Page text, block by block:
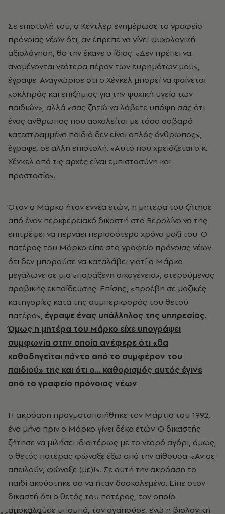
Σε επιστολή του, ο Κέντλερ ενημέρωσε το γραφείο
πρόνοιας νέων ότι, αν έπρεπε να γίνει ψυχολογική
αξιολόγηση, θα την έκανε ο ίδιος. «Δεν πρέπει να
αναμένονται νεότερα πέραν των ευρημάτων μου»,
έγραψε. Αναγνώρισε ότι ο Χένκελ μπορεί να φαίνεται
«σκληρός και επιζήμιος για την ψυχική υγεία των
παιδιών», αλλά «σας ζητώ να λάβετε υπόψη σας ότι
ένας άνθρωπος που ασχολείται με τόσο σοβαρά
κατεστραμμένα παιδιά δεν είναι απλός άνθρωπος»,
έγραψε, σε άλλη επιστολή. «Αυτό που χρειάζεται ο κ.
Χένκελ από τις αρχές είναι εμπιστοσύνη και
προστασία».
Όταν ο Μάρκο ήταν εννέα ετών, η μητέρα του ζήτησε
από έναν περιφερειακό δικαστή στο Βερολίνο να της
επιτρέψει να περνάει περισσότερο χρόνο μαζί του. Ο
πατέρας του Μάρκο είπε στο γραφείο πρόνοιας νέων
ότι δεν μπορούσε να καταλάβει γιατί ο Μάρκο
μεγάλωνε σε μια «παράξενη οικογένεια», στερούμενος
αραβικής εκπαίδευσης. Επίσης, «προέβη σε μαζικές
κατηγορίες κατά της συμπεριφοράς του θετού
πατέρα», έγραψε ένας υπάλληλος της υπηρεσίας.
Όμως η μητέρα του Μάρκο είχε υπογράψει
συμφωνία στην οποία ανέφερε ότι «θα
καθοδηγείται πάντα από το συμφέρον του
παιδιού» της και ότι ο... καθορισμός αυτός έγινε
από το γραφείο πρόνοιας νέων.
Η ακρόαση πραγματοποιήθηκε τον Μάρτιο του 1992,
ένα μήνα πριν ο Μάρκο γίνει δέκα ετών. Ο δικαστής
ζήτησε να μιλήσει ιδιαιτέρως με το νεαρό αγόρι, όμως,
ο θετός πατέρας φώναξε έξω από την αίθουσα: «Αν σε
απειλούν, φώναξε (με)!». Σε αυτή την ακρόαση το
παιδί ακούστηκε σα να ήταν δασκαλεμένο. Είπε στον
δικαστή ότι ο θετός του πατέρας, τον οποίο
αποκαλούσε μπαμπά, τον αγαπούσε, ενώ η βιολογική